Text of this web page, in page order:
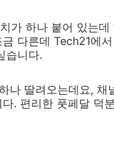
가 하나 붙어 있는
다른데 Tech21에
습니다.
나 딸려오는데요,
. 편리한 풋페달 덕